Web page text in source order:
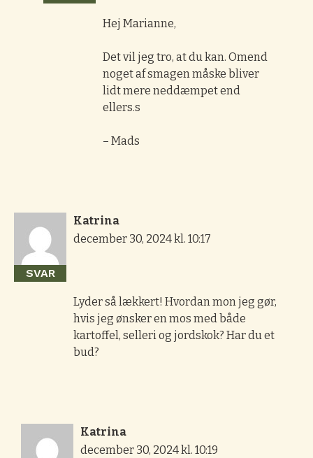
Hej Marianne,
Det vil jeg tro, at du kan. Omend
noget af smagen måske bliver
lidt mere neddæmpet end
ellers.s
– Mads
SVAR
Katrina
december 30, 2024 kl. 10:17
Lyder så lækkert! Hvordan mon jeg gør,
hvis jeg ønsker en mos med både
kartoffel, selleri og jordskok? Har du et
bud?
Katrina
december 30, 2024 kl. 10:19